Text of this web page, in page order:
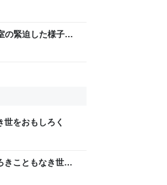
ンライン
の緊迫した様子を
ペクトしかな
をおもしろく
こともなき世を